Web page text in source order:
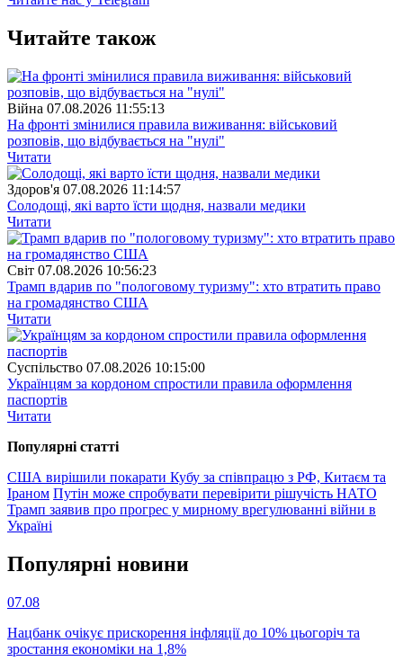
Читайте також
Війна 07.08.2026 11:55:13
На фронті змінилися правила виживання: військовий
розповів, що відбувається на "нулі"
Читати
Здоров'я 07.08.2026 11:14:57
Солодощі, які варто їсти щодня, назвали медики
Читати
Свiт 07.08.2026 10:56:23
Трамп вдарив по "пологовому туризму": хто втратить право
на громадянство США
Читати
Суспiльство 07.08.2026 10:15:00
Українцям за кордоном спростили правила оформлення
паспортів
Читати
Популярнi статтi
США вирішили покарати Кубу за співпрацю з РФ, Китаєм та
Іраном Путін може спробувати перевірити рішучість НАТО
Трамп заявив про прогрес у мирному врегулюванні війни в
Україні
Популярнi новини
07.08
Нацбанк очікує прискорення інфляції до 10% цьогоріч та
зростання економіки на 1,8%